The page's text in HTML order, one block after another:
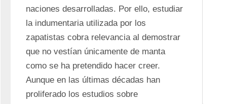
naciones desarrolladas. Por ello, estudiar
la indumentaria utilizada por los
zapatistas cobra relevancia al demostrar
que no vestían únicamente de manta
como se ha pretendido hacer creer.
Aunque en las últimas décadas han
proliferado los estudios sobre